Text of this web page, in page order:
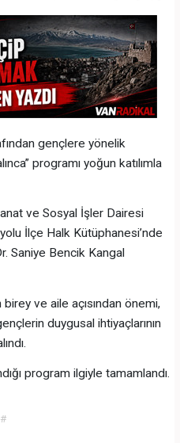
gençlere yönelik
programı yoğun katılımla
ve Sosyal İşler Dairesi
İlçe Halk Kütüphanesi’nde
Saniye Bencik Kangal
ve aile açısından önemi,
duygusal ihtiyaçlarının
program ilgiyle tamamlandı.
#